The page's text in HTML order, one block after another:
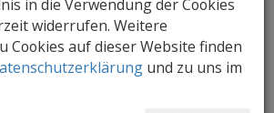
Hanteln? Faultier am Brett?
Tasche? Eigenwillige Tiere
Helden dieser
Zwei-Bild-Erzählungen
in die Verwendung der Cookies
widerrufen. Weitere
Cookies auf dieser Website finden
und zu uns im